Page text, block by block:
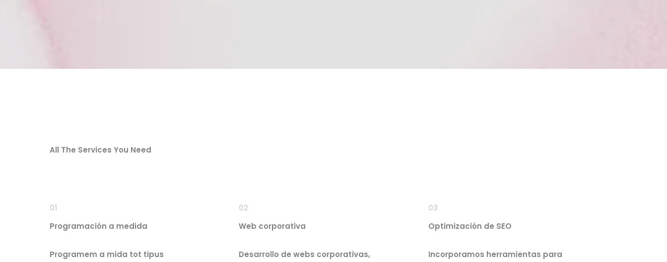
All The Services You Need
01
Programación a medida
Programem a mida tot tipus
02
Web corporativa
Desarrollo de webs corporativas,
03
Optimización de SEO
Incorporamos herramientas para